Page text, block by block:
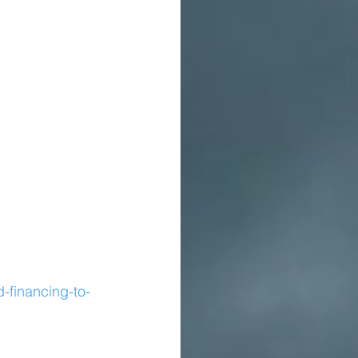
financing-to-